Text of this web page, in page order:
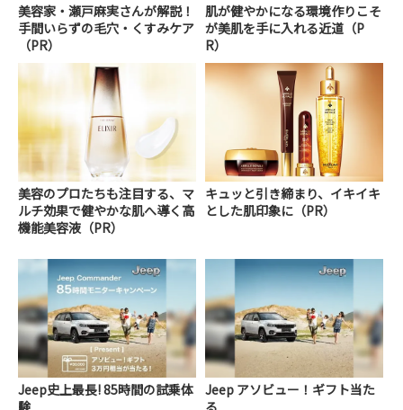
美容家・瀬戸麻実さんが解説！
手間いらずの毛穴・くすみケア
（PR）
肌が健やかになる環境作りこそ
が美肌を手に入れる近道（P
R）
美容のプロたちも注目する、マ
ルチ効果で健やかな肌へ導く高
機能美容液（PR）
キュッと引き締まり、イキイキ
とした肌印象に（PR）
Jeep史上最長! 85時間の試乗体
Jeep アソビュー！ギフト当た